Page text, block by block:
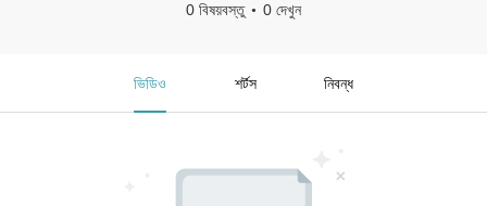
0 বিষয়বস্তু
0 দেখুন
ভিডিও শর্টস নিবন্ধ